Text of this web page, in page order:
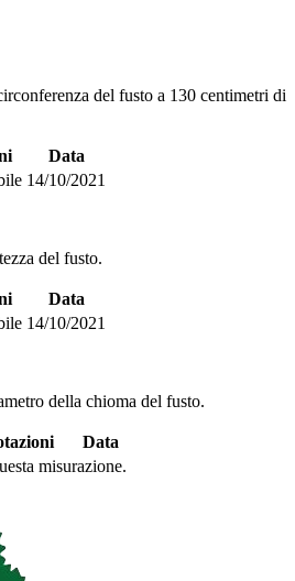
del fusto a 130 centimetri di
Data
14/10/2021
del fusto.
Data
14/10/2021
della chioma del fusto.
Data
misurazione.